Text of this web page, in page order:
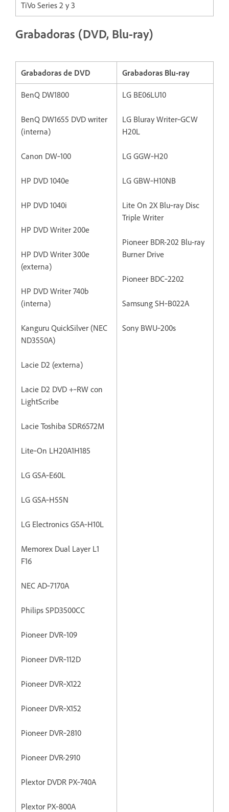
TiVo Series 2 y 3
Grabadoras (DVD, Blu-ray)
Grabadoras de DVD Grabadoras Blu-ray
BenQ DW1800
BenQ DW1655 DVD writer
(interna)
Canon DW‐100
HP DVD 1040e
HP DVD 1040i
HP DVD Writer 200e
HP DVD Writer 300e
(externa)
HP DVD Writer 740b
(interna)
Kanguru QuickSilver (NEC
ND3550A)
Lacie D2 (externa)
Lacie D2 DVD +‐RW con
LightScribe
Lacie Toshiba SDR6572M
Lite‐On LH20A1H185
LG GSA‐E60L
LG GSA‐H55N
LG Electronics GSA‐H10L
Memorex Dual Layer L1
F16
NEC AD‐7170A
Philips SPD3500CC
Pioneer DVR‐109
Pioneer DVR‐112D
Pioneer DVR‐X122
Pioneer DVR‐X152
Pioneer DVR‐2810
Pioneer DVR-2910
Plextor DVDR PX‐740A
Plextor PX‐800A
LG BE06LU10
LG Bluray Writer‐GCW
H20L
LG GGW‐H20
LG GBW‐H10NB
Lite On 2X Blu‐ray Disc
Triple Writer
Pioneer BDR-202 Blu-ray
Burner Drive
Pioneer BDC‐2202
Samsung SH‐B022A
Sony BWU‐200s